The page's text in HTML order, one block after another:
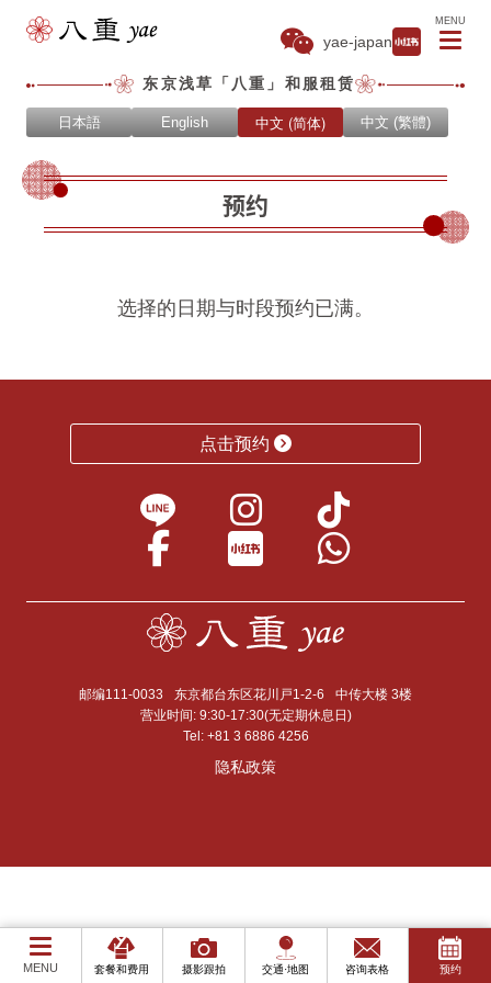
yae-japan
东京浅草「八重」和服租赁
日本語 English 中文 (简体) 中文 (繁體)
MENU
MENU 套餐和费用 摄影跟拍 交通·地图 咨询表格 预约
预约
选择的日期与时段预约已满。
点击预约
邮编111-0033 东京都台东区花川戸1-2-6
中传大楼 3楼
营业时间: 9:30-17:30(无定期休息日)
Tel: +81 3 6886 4256
隐私政策